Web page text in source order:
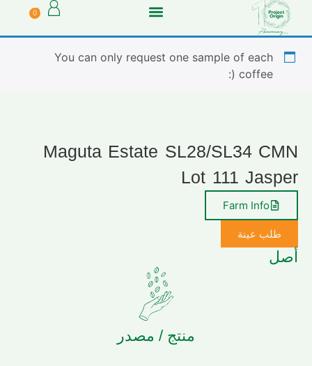
0
You can only request one sample of each
coffee (:
Maguta Estate SL28/SL34 CMN
Lot 111 Jasper
Farm Info
طلب عينة
أصل
منتج / مصدر